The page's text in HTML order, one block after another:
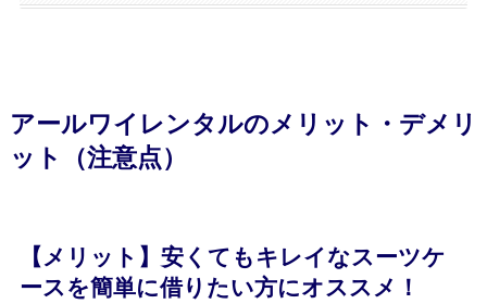
アールワイレンタルのメリット・デメリ
ット（注意点）
【メリット】安くてもキレイなスーツケ
ースを簡単に借りたい方にオススメ！